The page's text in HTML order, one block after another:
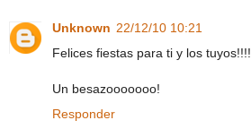
Unknown 22/12/10 10:21
Felices fiestas para ti y los tuyos!!!!
Un besazooooooo!
Responder